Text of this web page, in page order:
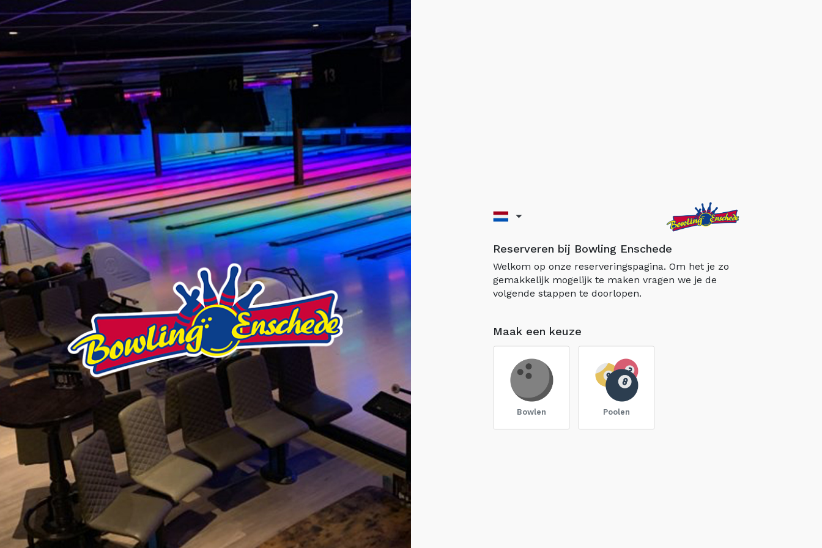
Reserveren bij Bowling Enschede
Welkom op onze reserveringspagina. Om het je zo
gemakkelijk mogelijk te maken vragen we je de
volgende stappen te doorlopen.
Maak een keuze
Bowlen Poolen